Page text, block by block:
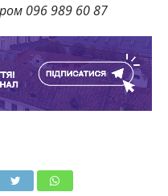
096 989 60 87